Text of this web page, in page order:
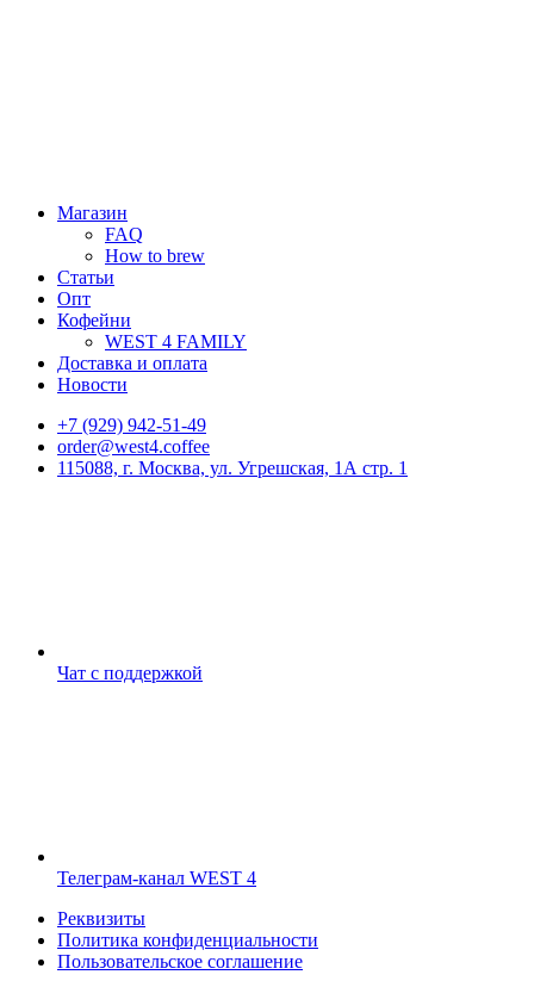
Магазин
FAQ
How to brew
Статьи
Опт
Кофейни
WEST 4 FAMILY
Доставка и оплата
Новости
+7 (929) 942-51-49
order@west4.coffee
115088, г. Москва, ул. Угрешская, 1А стр. 1
Чат с поддержкой
Телеграм-канал WEST 4
Реквизиты
Политика конфиденциальности
Пользовательское соглашение